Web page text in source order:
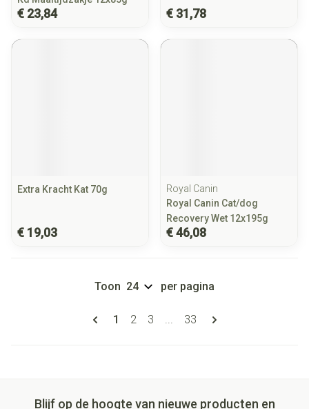
€ 23,84 € 31,78
Extra Kracht Kat 70g
€ 19,03
Royal Canin
Royal Canin Cat/dog
Recovery Wet 12x195g
€ 46,08
Pagina's
U lees momenteel pagina
1 Pagina
2 Pagina
3 ... Pagina
33
Toon per pagina
Blijf op de hoogte van nieuwe producten en